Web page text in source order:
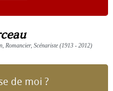
Romancier, Scénariste (1913 - 2012)
de moi ?